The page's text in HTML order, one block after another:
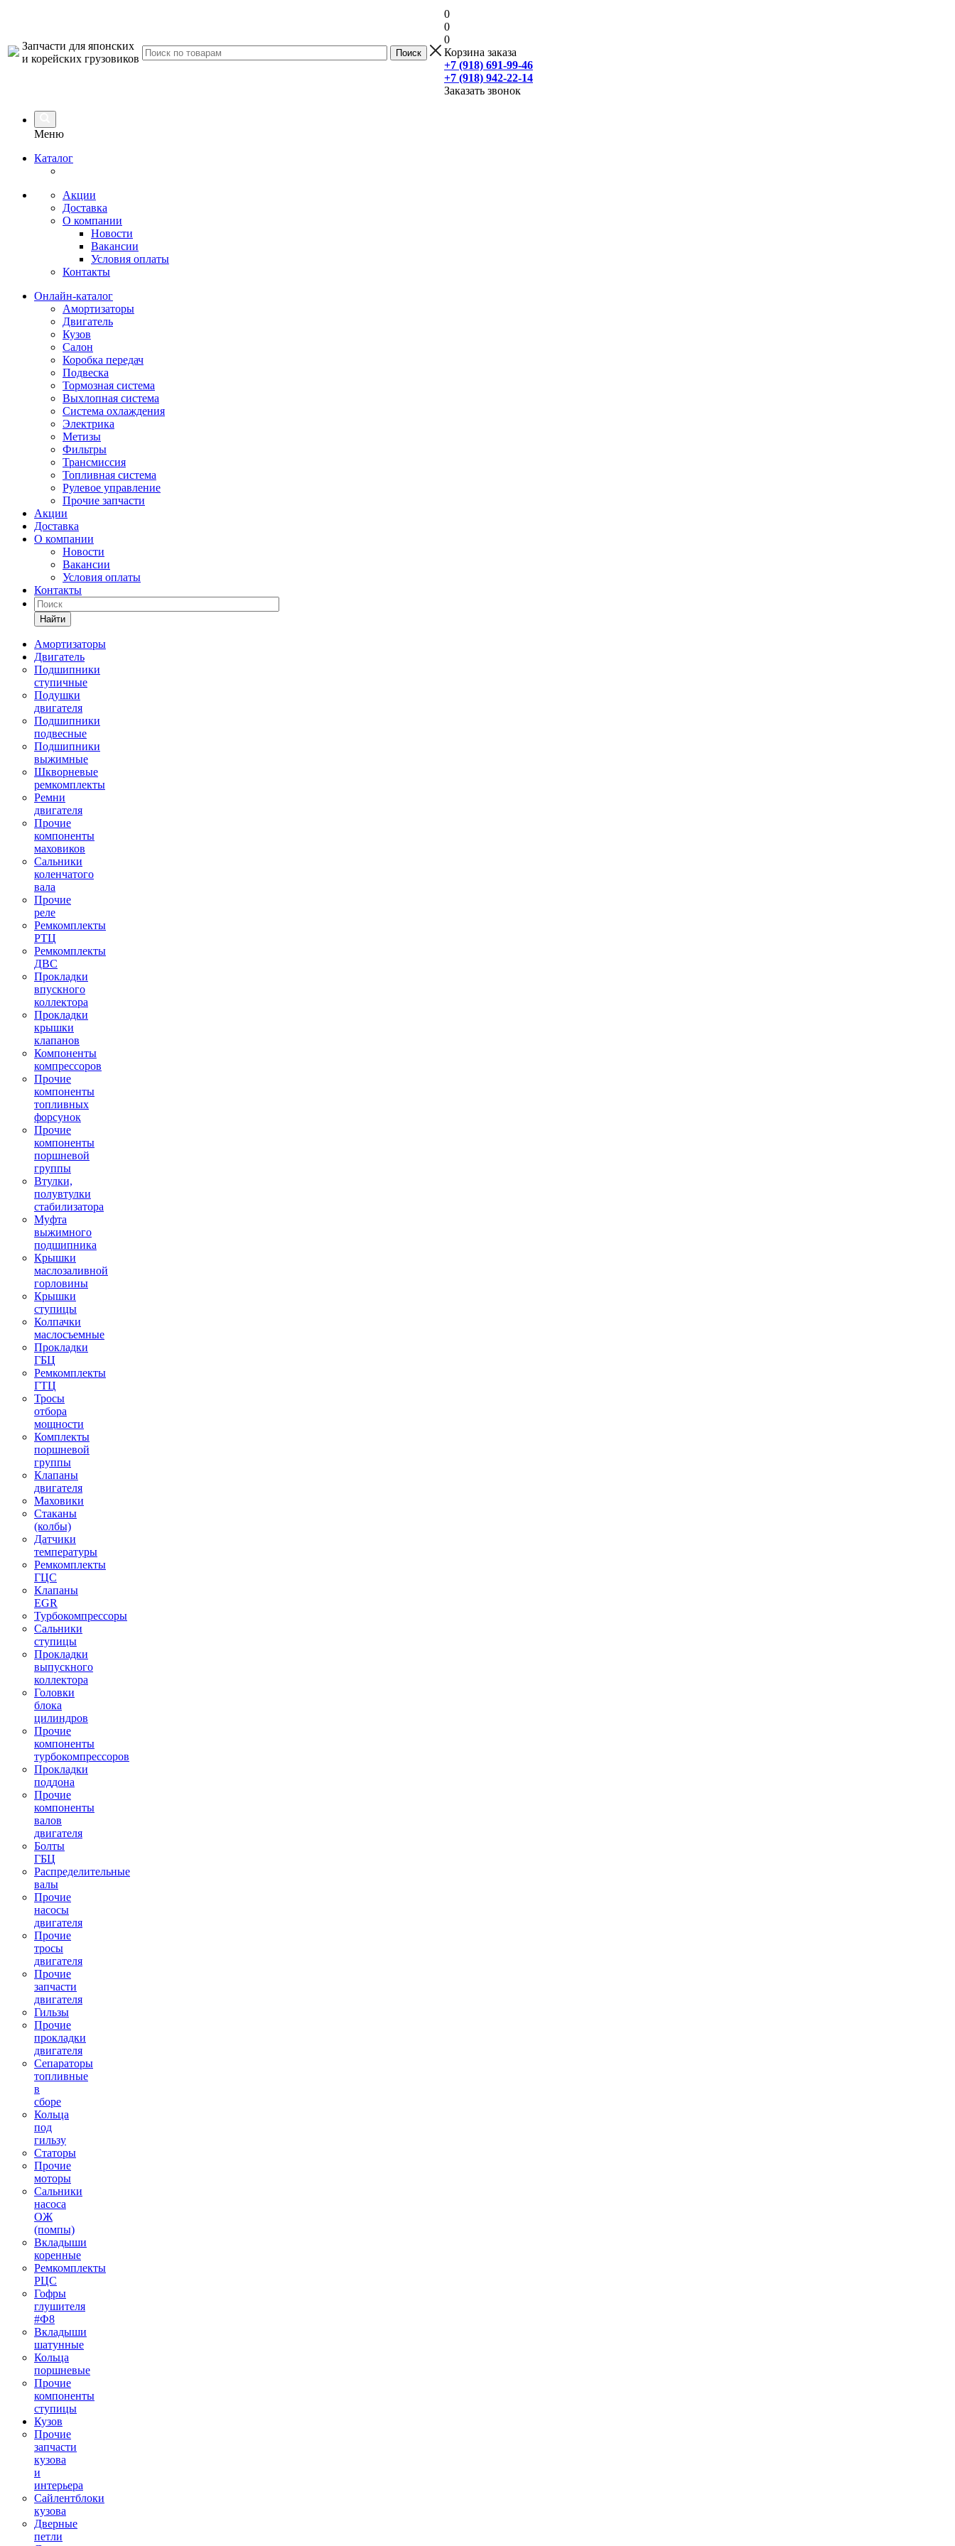
Запчасти для японских
и корейских грузовиков
0
0
0
Корзина заказа
+7 (918) 691-99-46
+7 (918) 942-22-14
Заказать звонок
Меню
Каталог
Акции
Доставка
О компании
Новости
Вакансии
Условия оплаты
Контакты
Онлайн-каталог
Амортизаторы
Двигатель
Кузов
Салон
Коробка передач
Подвеска
Тормозная система
Выхлопная система
Система охлаждения
Электрика
Метизы
Фильтры
Трансмиссия
Топливная система
Рулевое управление
Прочие запчасти
Акции
Доставка
О компании
Новости
Вакансии
Условия оплаты
Контакты
Найти
Амортизаторы
Двигатель
Подшипники
ступичные
Подушки
двигателя
Подшипники
подвесные
Подшипники
выжимные
Шкворневые
ремкомплекты
Ремни
двигателя
Прочие
компоненты
маховиков
Сальники
коленчатого
вала
Прочие
реле
Ремкомплекты
РТЦ
Ремкомплекты
ДВС
Прокладки
впускного
коллектора
Прокладки
крышки
клапанов
Компоненты
компрессоров
Прочие
компоненты
топливных
форсунок
Прочие
компоненты
поршневой
группы
Втулки,
полувтулки
стабилизатора
Муфта
выжимного
подшипника
Крышки
маслозаливной
горловины
Крышки
ступицы
Колпачки
маслосъемные
Прокладки
ГБЦ
Ремкомплекты
ГТЦ
Тросы
отбора
мощности
Комплекты
поршневой
группы
Клапаны
двигателя
Маховики
Стаканы
(колбы)
Датчики
температуры
Ремкомплекты
ГЦС
Клапаны
EGR
Турбокомпрессоры
Сальники
ступицы
Прокладки
выпускного
коллектора
Головки
блока
цилиндров
Прочие
компоненты
турбокомпрессоров
Прокладки
поддона
Прочие
компоненты
валов
двигателя
Болты
ГБЦ
Распределительные
валы
Прочие
насосы
двигателя
Прочие
тросы
двигателя
Прочие
запчасти
двигателя
Гильзы
Прочие
прокладки
двигателя
Сепараторы
топливные
в
сборе
Кольца
под
гильзу
Статоры
Прочие
моторы
Сальники
насоса
ОЖ
(помпы)
Вкладыши
коренные
Ремкомплекты
РЦС
Гофры
глушителя
#Ф8
Вкладыши
шатунные
Кольца
поршневые
Прочие
компоненты
ступицы
Кузов
Прочие
запчасти
кузова
и
интерьера
Сайлентблоки
кузова
Дверные
петли